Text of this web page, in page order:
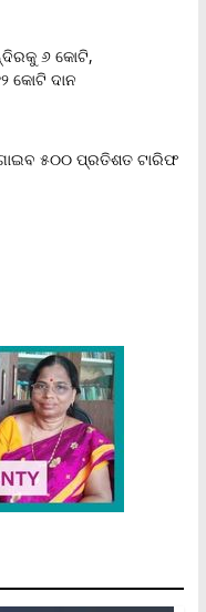
୬ କୋଟି,
କୋଟି ଦାନ
୫୦୦ ପ୍ରତିଶତ ଟାରିଫ